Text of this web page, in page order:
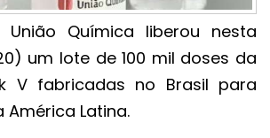
Química liberou nesta
um lote de 100 mil doses da
V fabricadas no Brasil para
Latina.